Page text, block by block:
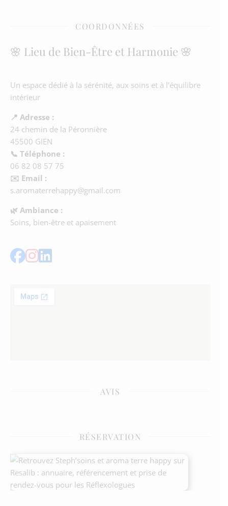
COORDONNÉES
🌸 Lieu de Bien-Être et Harmonie 🌸
Un espace dédié à la sérénité, aux soins et à l’équilibre
intérieur
📍 Adresse :
24 chemin de la Péronnière
45500 GIEN
📞 Téléphone :
06 82 08 57 75
✉️ Email :
s.aromaterrehappy@gmail.com
🌿 Ambiance :
Soins, bien-être et apaisement
AVIS
RÉSERVATION